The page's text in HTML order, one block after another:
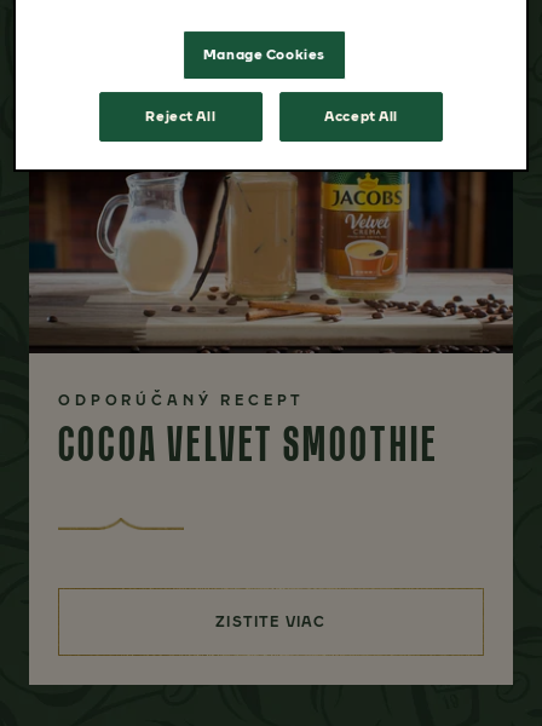
ODPORÚČANÝ RECEPT
COCOA VELVET SMOOTHIE
ZISTITE VIAC
Manage Cookies
Reject All Accept All